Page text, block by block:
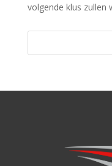
volgende klus zullen